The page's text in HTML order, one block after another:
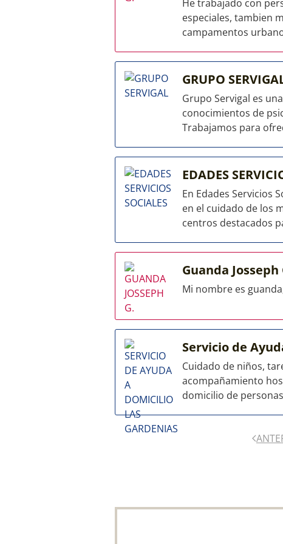
He trabajado con
especiales, tambien
campamentos
GRUPO
Grupo Servigal es
conocimientos de
Trabajamos para
EDADES
En Edades Servicios
en el cuidado de los
centros destacados
Guanda Josseph
Mi nombre es
Servicio de
Cuidado de niños,
acompañamiento
domicilio de